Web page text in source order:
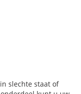
slechte staat of